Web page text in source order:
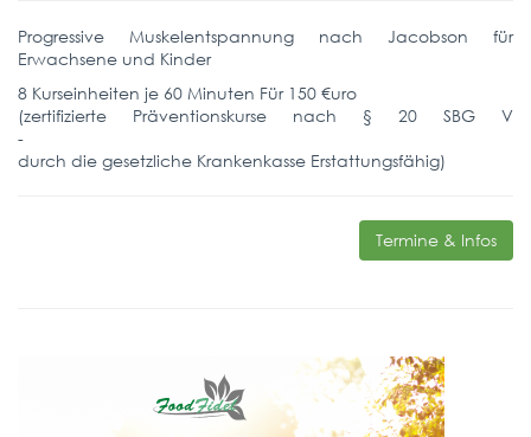
Progressive Muskelentspannung nach Jacobson für
Erwachsene und Kinder
8 Kurseinheiten je 60 Minuten Für 150 €uro
(zertifizierte Präventionskurse nach § 20 SBG V
-
durch die gesetzliche Krankenkasse Erstattungsfähig)
Termine & Infos